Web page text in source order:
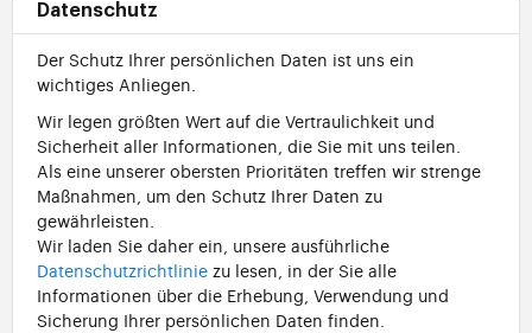
Datenschutz
Der Schutz Ihrer persönlichen Daten ist uns ein
wichtiges Anliegen.
Wir legen größten Wert auf die Vertraulichkeit und
Sicherheit aller Informationen, die Sie mit uns teilen.
Als eine unserer obersten Prioritäten treffen wir strenge
Maßnahmen, um den Schutz Ihrer Daten zu
gewährleisten.
Wir laden Sie daher ein, unsere ausführliche
Datenschutzrichtlinie zu lesen, in der Sie alle
Informationen über die Erhebung, Verwendung und
Sicherung Ihrer persönlichen Daten finden.